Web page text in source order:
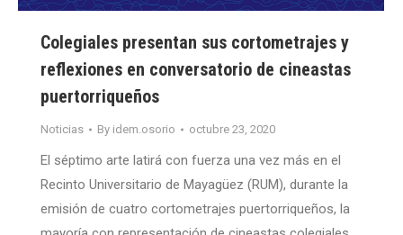
Colegiales presentan sus cortometrajes y
reflexiones en conversatorio de cineastas
puertorriqueños
Noticias By idem.osorio octubre 23, 2020
El séptimo arte latirá con fuerza una vez más en el
Recinto Universitario de Mayagüez (RUM), durante la
emisión de cuatro cortometrajes puertorriqueños, la